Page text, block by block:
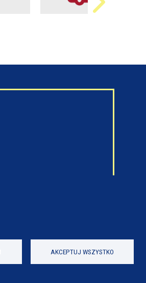
AKCEPTUJ WSZYSTKO